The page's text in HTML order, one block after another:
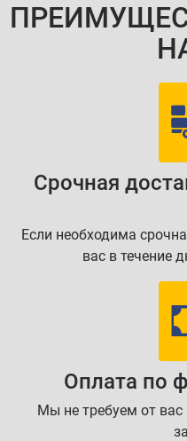
Срочная
Если необходима
вас в течение
Оплата по
Мы не требуем от